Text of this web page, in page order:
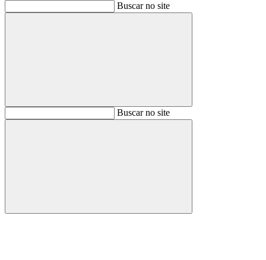
Buscar no site
BuscarBuscar no site
Buscar